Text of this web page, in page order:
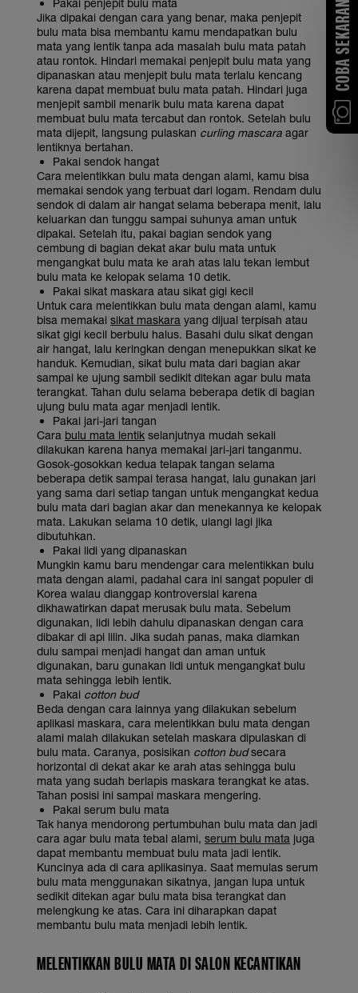
Pakai penjepit bulu mata
Jika dipakai dengan cara yang benar, maka penjepit
bulu mata bisa membantu kamu mendapatkan bulu
mata yang lentik tanpa ada masalah bulu mata patah
atau rontok. Hindari memakai penjepit bulu mata yang
dipanaskan atau menjepit bulu mata terlalu kencang
karena dapat membuat bulu mata patah. Hindari juga
menjepit sambil menarik bulu mata karena dapat
membuat bulu mata tercabut dan rontok. Setelah bulu
mata dijepit, langsung pulaskan curling mascara agar
lentiknya bertahan.
Pakai sendok hangat
Cara melentikkan bulu mata dengan alami, kamu bisa
memakai sendok yang terbuat dari logam. Rendam dulu
sendok di dalam air hangat selama beberapa menit, lalu
keluarkan dan tunggu sampai suhunya aman untuk
dipakai. Setelah itu, pakai bagian sendok yang
cembung di bagian dekat akar bulu mata untuk
mengangkat bulu mata ke arah atas lalu tekan lembut
bulu mata ke kelopak selama 10 detik.
Pakai sikat maskara atau sikat gigi kecil
Untuk cara melentikkan bulu mata dengan alami, kamu
bisa memakai sikat maskara yang dijual terpisah atau
sikat gigi kecil berbulu halus. Basahi dulu sikat dengan
air hangat, lalu keringkan dengan menepukkan sikat ke
handuk. Kemudian, sikat bulu mata dari bagian akar
sampai ke ujung sambil sedikit ditekan agar bulu mata
terangkat. Tahan dulu selama beberapa detik di bagian
ujung bulu mata agar menjadi lentik.
Pakai jari-jari tangan
Cara bulu mata lentik selanjutnya mudah sekali
dilakukan karena hanya memakai jari-jari tanganmu.
Gosok-gosokkan kedua telapak tangan selama
beberapa detik sampai terasa hangat, lalu gunakan jari
yang sama dari setiap tangan untuk mengangkat kedua
bulu mata dari bagian akar dan menekannya ke kelopak
mata. Lakukan selama 10 detik, ulangi lagi jika
dibutuhkan.
Pakai lidi yang dipanaskan
Mungkin kamu baru mendengar cara melentikkan bulu
mata dengan alami, padahal cara ini sangat populer di
Korea walau dianggap kontroversial karena
dikhawatirkan dapat merusak bulu mata. Sebelum
digunakan, lidi lebih dahulu dipanaskan dengan cara
dibakar di api lilin. Jika sudah panas, maka diamkan
dulu sampai menjadi hangat dan aman untuk
digunakan, baru gunakan lidi untuk mengangkat bulu
mata sehingga lebih lentik.
Pakai cotton bud
Beda dengan cara lainnya yang dilakukan sebelum
aplikasi maskara, cara melentikkan bulu mata dengan
alami malah dilakukan setelah maskara dipulaskan di
bulu mata. Caranya, posisikan cotton budsecara
horizontal di dekat akar ke arah atas sehingga bulu
mata yang sudah berlapis maskara terangkat ke atas.
Tahan posisi ini sampai maskara mengering.
Pakai serum bulu mata
Tak hanya mendorong pertumbuhan bulu mata dan jadi
cara agar bulu mata tebal alami, serum bulu mata juga
dapat membantu membuat bulu mata jadi lentik.
Kuncinya ada di cara aplikasinya. Saat memulas serum
bulu mata menggunakan sikatnya, jangan lupa untuk
sedikit ditekan agar bulu mata bisa terangkat dan
melengkung ke atas. Cara ini diharapkan dapat
membantu bulu mata menjadi lebih lentik.
MELENTIKKAN BULU MATA DI SALON KECANTIKAN
COBA SEKARANG